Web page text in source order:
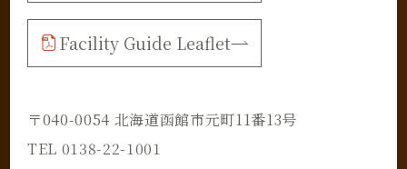
Facility Guide Leaflet
〒040-0054 北海道函館市元町11番13号
TEL 0138-22-1001